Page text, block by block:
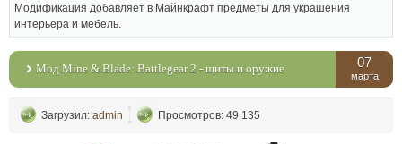
Модификация добавляет в Майнкрафт предметы для украшения
интерьера и мебель.
Мод Mine & Blade: Battlegear 2 - щиты и оружие 07
марта
Загрузил: admin Просмотров: 49 135